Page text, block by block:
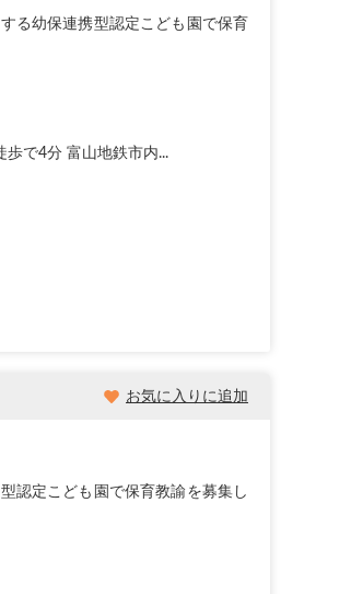
る幼保連携型認定こども園で保育
で4分 富山地鉄市内...
お気に入りに追加
認定こども園で保育教諭を募集し